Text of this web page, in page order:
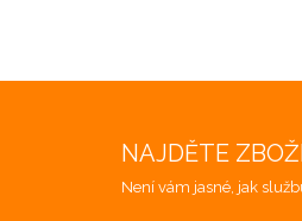
NAJDĚTE
Není vám jasné, jak